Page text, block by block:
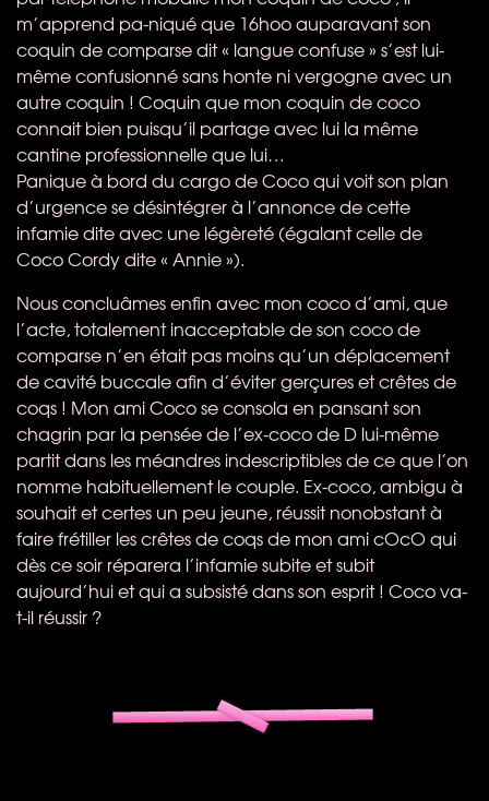
m’apprend pa-niqué que 16hoo auparavant son
coquin de comparse dit « langue confuse » s’est lui-
même confusionné sans honte ni vergogne avec un
autre coquin ! Coquin que mon coquin de coco
connait bien puisqu’il partage avec lui la même
cantine professionnelle que lui…
Panique à bord du cargo de Coco qui voit son plan
d’urgence se désintégrer à l’annonce de cette
infamie dite avec une légèreté (égalant celle de
Coco Cordy dite « Annie »).
Nous concluâmes enfin avec mon coco d’ami, que
l’acte, totalement inacceptable de son coco de
comparse n’en était pas moins qu’un déplacement
de cavité buccale afin d’éviter gerçures et crêtes de
coqs ! Mon ami Coco se consola en pansant son
chagrin par la pensée de l’ex-coco de D lui-même
partit dans les méandres indescriptibles de ce que l’on
nomme habituellement le couple. Ex-coco, ambigu à
souhait et certes un peu jeune, réussit nonobstant à
faire frétiller les crêtes de coqs de mon ami cOcO qui
dès ce soir réparera l’infamie subite et subit
aujourd’hui et qui a subsisté dans son esprit ! Coco va-
t-il réussir ?